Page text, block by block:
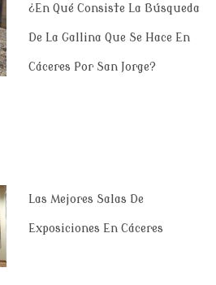
¿En Qué Consiste La Búsqueda
De La Gallina Que Se Hace En
Cáceres Por San Jorge?
Las Mejores Salas De
Exposiciones En Cáceres